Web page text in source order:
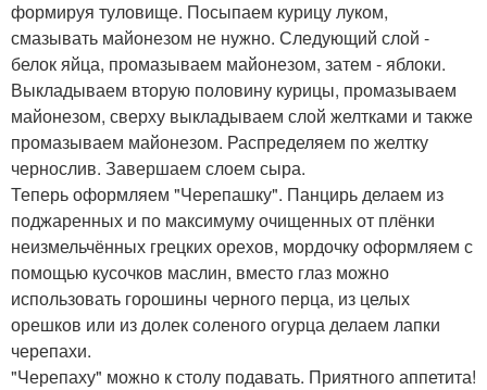
формируя туловище. Посыпаем курицу луком,
смазывать майонезом не нужно. Следующий слой -
белок яйца, промазываем майонезом, затем - яблоки.
Выкладываем вторую половину курицы, промазываем
майонезом, сверху выкладываем слой желтками и также
промазываем майонезом. Распределяем по желтку
чернослив. Завершаем слоем сыра.
Теперь оформляем "Черепашку". Панцирь делаем из
поджаренных и по максимуму очищенных от плёнки
неизмельчённых грецких орехов, мордочку оформляем с
помощью кусочков маслин, вместо глаз можно
использовать горошины черного перца, из целых
орешков или из долек соленого огурца делаем лапки
черепахи.
"Черепаху" можно к столу подавать. Приятного аппетита!